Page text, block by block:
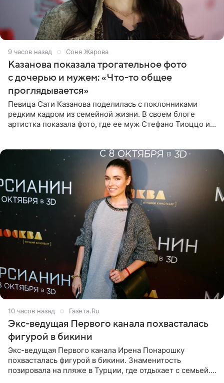
9 часов назад Соня Жарова
Казанова показала трогательное фото
с дочерью и мужем: «Что-то общее
проглядывается»
Певица Сати Казанова поделилась с поклонниками
редким кадром из семейной жизни. В своем блоге
артистка показала фото, где ее муж Стефано Тиоццо и
10 часов назад Газета.Ru
Экс-ведущая Первого канала похвасталась
фигурой в бикини
Экс-ведущая Первого канала Ирена Понарошку
похвасталась фигурой в бикини. Знаменитость
позировала на пляже в Турции, где отдыхает с семьей.